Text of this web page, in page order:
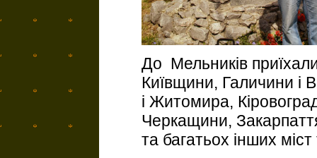
До Мельників
Київщини, Галичини і
і Житомира,
Черкащини,
та багатьох інших міст